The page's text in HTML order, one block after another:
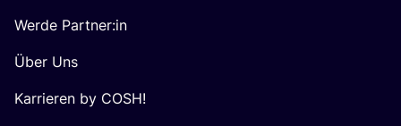
Werde Partner:in
Über Uns
Karrieren by COSH!